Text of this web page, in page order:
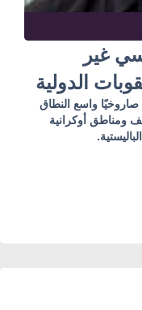
غير
الدولية
واسع النطاق
ومناطق أوكرانية